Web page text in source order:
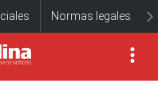
Normas legales